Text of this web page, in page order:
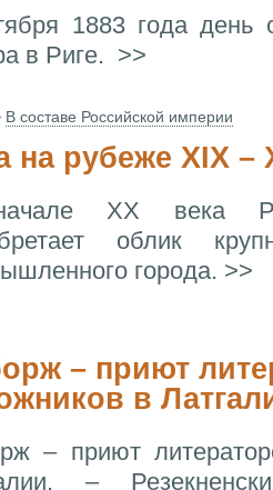
1883 года день
в Риге. >>
В составе Российской империи
на рубеже XIX –
XX века
облик
города. >>
– приют
в
– приют
–